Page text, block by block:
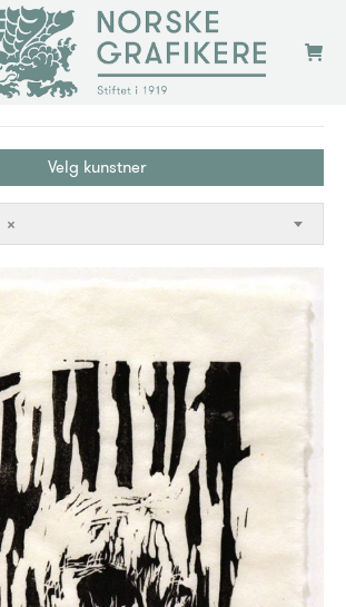
Velg kunstner
×